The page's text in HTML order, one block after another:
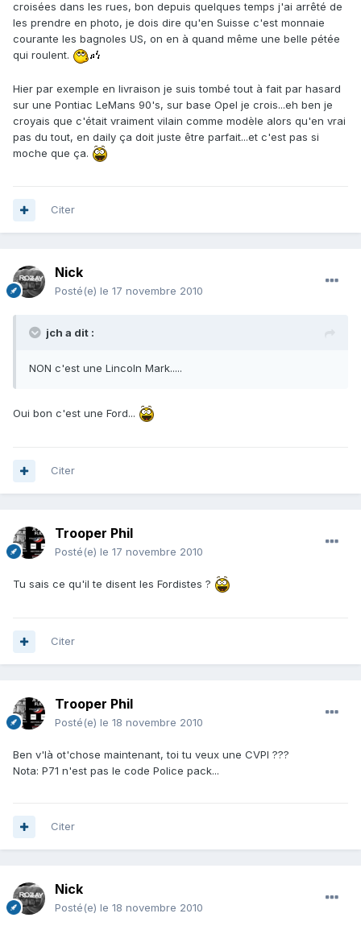
croisées dans les rues, bon depuis quelques temps j'ai arrêté de
les prendre en photo, je dois dire qu'en Suisse c'est monnaie
courante les bagnoles US, on en à quand même une belle pétée
qui roulent.
Hier par exemple en livraison je suis tombé tout à fait par hasard
sur une Pontiac LeMans 90's, sur base Opel je crois...eh ben je
croyais que c'était vraiment vilain comme modèle alors qu'en vrai
pas du tout, en daily ça doit juste être parfait...et c'est pas si
moche que ça.
Citer
Nick
Posté(e) le 17 novembre 2010
jch a dit :
NON c'est une Lincoln Mark.....
Oui bon c'est une Ford...
Citer
Trooper Phil
Posté(e) le 17 novembre 2010
Tu sais ce qu'il te disent les Fordistes ?
Citer
Trooper Phil
Posté(e) le 18 novembre 2010
Ben v'là ot'chose maintenant, toi tu veux une CVPI ???
Nota: P71 n'est pas le code Police pack...
Citer
Nick
Posté(e) le 18 novembre 2010